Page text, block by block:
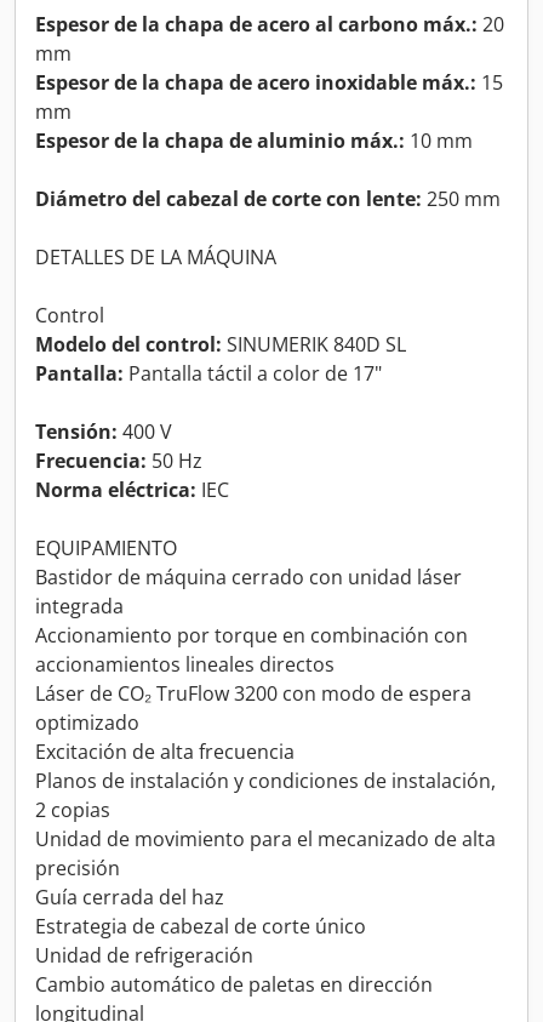
Espesor de la chapa de acero al carbono máx.: 20
mm
Espesor de la chapa de acero inoxidable máx.: 15
mm
Espesor de la chapa de aluminio máx.: 10 mm
Diámetro del cabezal de corte con lente: 250 mm
DETALLES DE LA MÁQUINA
Control
Modelo del control: SINUMERIK 840D SL
Pantalla: Pantalla táctil a color de 17"
Tensión: 400 V
Frecuencia: 50 Hz
Norma eléctrica: IEC
EQUIPAMIENTO
Bastidor de máquina cerrado con unidad láser
integrada
Accionamiento por torque en combinación con
accionamientos lineales directos
Láser de CO₂ TruFlow 3200 con modo de espera
optimizado
Excitación de alta frecuencia
Planos de instalación y condiciones de instalación,
2 copias
Unidad de movimiento para el mecanizado de alta
precisión
Guía cerrada del haz
Estrategia de cabezal de corte único
Unidad de refrigeración
Cambio automático de paletas en dirección
longitudinal